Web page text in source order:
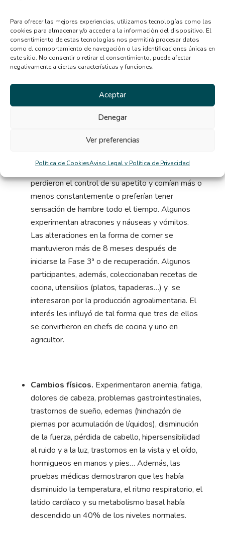
Para ofrecer las mejores experiencias, utilizamos tecnologías como las
cookies para almacenar y/o acceder a la información del dispositivo. El
consentimiento de estas tecnologías nos permitirá procesar datos
como el comportamiento de navegación o las identificaciones únicas en
este sitio. No consentir o retirar el consentimiento, puede afectar
negativamente a ciertas características y funciones.
Aceptar
Denegar
Ver preferencias
Política de CookiesAviso Legal y Política de Privacidad
cambios.
Cambios alimentarios.Preocupación constante
por la comida: pensaban, hablaban, leían sobre
comida todo el día (también soñaban con
querer comer de forma impulsiva y comer
despacio para que la comida les durase más.
Empezaron a realizar rituales: diluían los
más; cogían comida del comedor para comerla a
escondidas; incrementaron de forma significativa
perdieron el control de su apetito y comían más o
menos constantemente o preferían tener
sensación de hambre todo el tiempo. Algunos
experimentan atracones y náuseas y vómitos.
Las alteraciones en la forma de comer se
mantuvieron más de 8 meses después de
iniciarse la Fase 3ª o de recuperación. Algunos
participantes, además, coleccionaban recetas de
cocina, utensilios (platos, tapaderas…) y se
interesaron por la producción agroalimentaria. El
interés les influyó de tal forma que tres de ellos
se convirtieron en chefs de cocina y uno en
agricultor.
Cambios físicos. Experimentaron anemia, fatiga,
dolores de cabeza, problemas gastrointestinales,
trastornos de sueño, edemas (hinchazón de
piernas por acumulación de líquidos), disminución
de la fuerza, pérdida de cabello, hipersensibilidad
al ruido y a la luz, trastornos en la vista y el oído,
hormigueos en manos y pies… Además, las
pruebas médicas demostraron que les había
disminuido la temperatura, el ritmo respiratorio, el
latido cardíaco y su metabolismo basal había
descendido un 40% de los niveles normales.